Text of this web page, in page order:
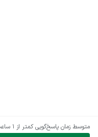
متوسط زمان پاسخ‌گویی کمتر از 1 ساعت